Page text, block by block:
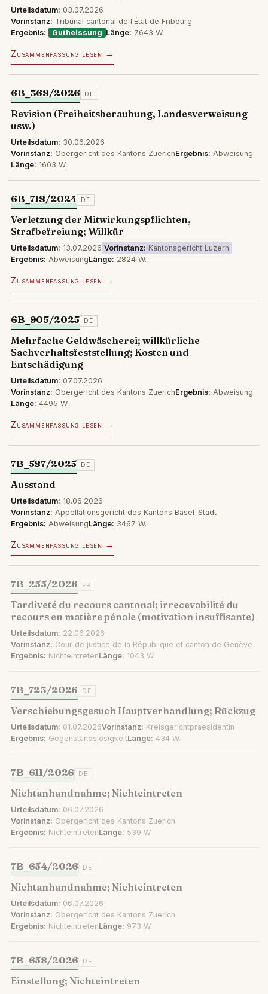
Urteilsdatum: 03.07.2026
Vorinstanz: Tribunal cantonal de l'État de Fribourg
Ergebnis:
Gutheissung Länge: 7643 W.
Zusammenfassung lesen →
6B_368/2026 DE
Revision (Freiheitsberaubung, Landesverweisung
usw.)
Urteilsdatum: 30.06.2026
Vorinstanz: Obergericht des Kantons ZuerichErgebnis: Abweisung
Länge: 1603 W.
6B_718/2024 DE
Verletzung der Mitwirkungspflichten,
Strafbefreiung; Willkür
Urteilsdatum: 13.07.2026 Vorinstanz: Kantonsgericht Luzern
Ergebnis: AbweisungLänge: 2824 W.
Zusammenfassung lesen →
6B_905/2025 DE
Mehrfache Geldwäscherei; willkürliche
Sachverhaltsfeststellung; Kosten und
Entschädigung
Urteilsdatum: 07.07.2026
Vorinstanz: Obergericht des Kantons ZuerichErgebnis: Abweisung
Länge: 4495 W.
Zusammenfassung lesen →
7B_587/2025 DE
Ausstand
Urteilsdatum: 18.06.2026
Vorinstanz: Appellationsgericht des Kantons Basel-Stadt
Ergebnis: AbweisungLänge: 3467 W.
Zusammenfassung lesen →
7B_255/2026 FR
Tardiveté du recours cantonal; irrecevabilité du
recours en matière pénale (motivation insuffisante)
Urteilsdatum: 22.06.2026
Vorinstanz: Cour de justice de la République et canton de Genève
Ergebnis: NichteintretenLänge: 1043 W.
7B_723/2026 DE
Verschiebungsgesuch Hauptverhandlung; Rückzug
Urteilsdatum: 01.07.2026Vorinstanz: Kreisgerichtpraesidentin
Ergebnis: GegenstandslosigkeitLänge: 434 W.
7B_611/2026 DE
Nichtanhandnahme; Nichteintreten
Urteilsdatum: 06.07.2026
Vorinstanz: Obergericht des Kantons Zuerich
Ergebnis: NichteintretenLänge: 539 W.
7B_654/2026 DE
Nichtanhandnahme; Nichteintreten
Urteilsdatum: 06.07.2026
Vorinstanz: Obergericht des Kantons Zuerich
Ergebnis: NichteintretenLänge: 973 W.
7B_658/2026 DE
Einstellung; Nichteintreten